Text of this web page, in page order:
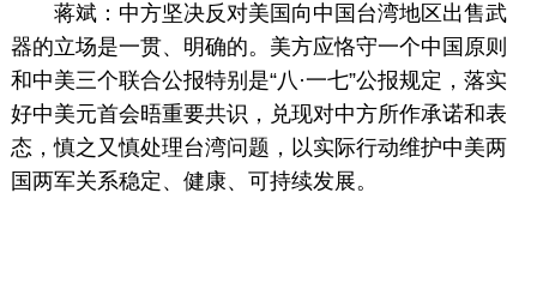
蒋斌：中方坚决反对美国向中国台湾地区出售武
器的立场是一贯、明确的。美方应恪守一个中国原则
和中美三个联合公报特别是“八·一七”公报规定，落实
好中美元首会晤重要共识，兑现对中方所作承诺和表
态，慎之又慎处理台湾问题，以实际行动维护中美两
国两军关系稳定、健康、可持续发展。